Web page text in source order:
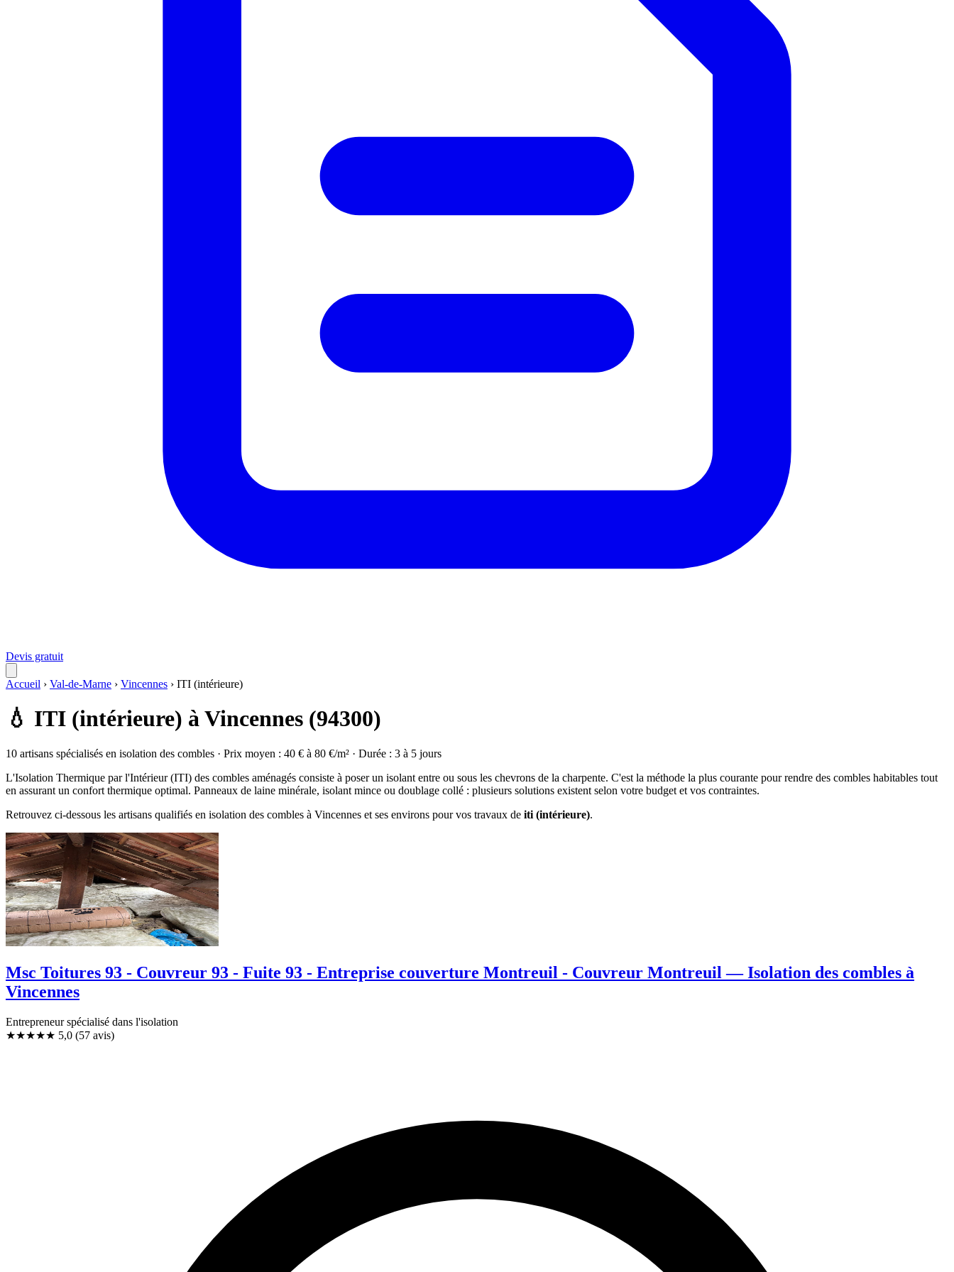
Devis gratuit
Accueil › Val-de-Marne › Vincennes › ITI (intérieure)
💧 ITI (intérieure) à Vincennes (94300)
10 artisans spécialisés en isolation des combles · Prix moyen : 40 € à 80 €/m² · Durée : 3 à 5 jours
L'Isolation Thermique par l'Intérieur (ITI) des combles aménagés consiste à poser un isolant entre ou sous les chevrons de la charpente. C'est la méthode la plus courante pour rendre des combles habitables tout
en assurant un confort thermique optimal. Panneaux de laine minérale, isolant mince ou doublage collé : plusieurs solutions existent selon votre budget et vos contraintes.
Retrouvez ci-dessous les artisans qualifiés en isolation des combles à Vincennes et ses environs pour vos travaux de iti (intérieure).
Msc Toitures 93 - Couvreur 93 - Fuite 93 - Entreprise couverture Montreuil - Couvreur Montreuil — Isolation des combles à
Vincennes
Entrepreneur spécialisé dans l'isolation
★★★★★ 5,0 (57 avis)